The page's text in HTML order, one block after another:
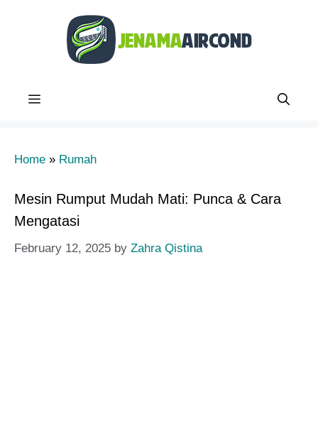
Menu
Home » Rumah
Mesin Rumput Mudah Mati: Punca & Cara
Mengatasi
February 12, 2025 by Zahra Qistina